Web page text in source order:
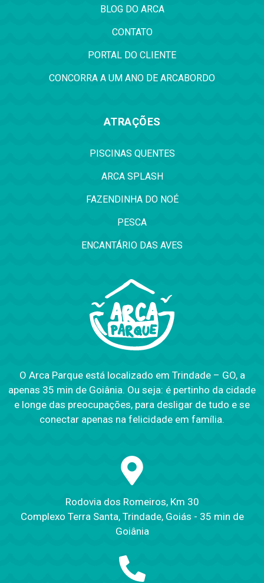
O Arca Parque está localizado em Trindade – GO, a
apenas 35 min de Goiânia. Ou seja: é pertinho da cidade
e longe das preocupações, para desligar de tudo e se
conectar apenas na felicidade em família.
Rodovia dos Romeiros, Km 30
Complexo Terra Santa, Trindade, Goiás - 35 min de
Goiânia
BLOG DO ARCA
CONTATO
PORTAL DO CLIENTE
CONCORRA A UM ANO DE ARCABORDO
ATRAÇÕES
PISCINAS QUENTES
ARCA SPLASH
FAZENDINHA DO NOÉ
PESCA
ENCANTÁRIO DAS AVES